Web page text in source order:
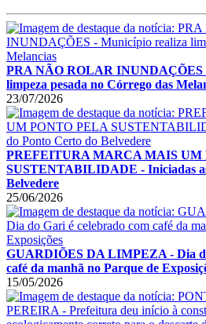
PRA NÃO ROLAR INUNDAÇÕES
limpeza pesada no Córrego das
23/07/2026
PREFEITURA MARCA MAIS UM
SUSTENTABILIDADE - Iniciadas
Belvedere
25/06/2026
GUARDIÕES DA LIMPEZA - Dia
café da manhã no Parque de
15/05/2026